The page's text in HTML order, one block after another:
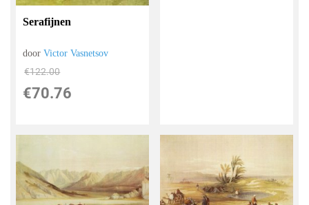
Serafijnen
doorVictor Vasnetsov
€122.00
€70.76